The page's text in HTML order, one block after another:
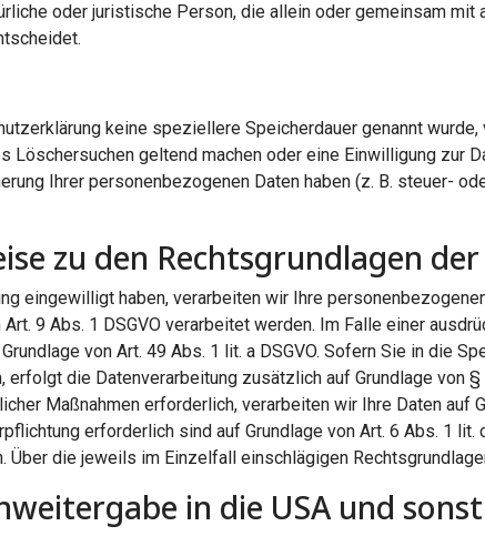
oder juristische Person, die allein oder gemeinsam
keine speziellere Speicherdauer genannt
Löschersuchen geltend machen oder eine Einwilligung
Ihrer personenbezogenen Daten haben (z. B. steuer-
zu den Rechtsgrundlagen
eingewilligt haben, verarbeiten wir Ihre
9 Abs. 1 DSGVO verarbeitet werden. Im Falle einer
von Art. 49 Abs. 1 lit. a DSGVO. Sofern Sie in die
erfolgt die Datenverarbeitung zusätzlich auf Grundlage von
Maßnahmen erforderlich, verarbeiten wir Ihre Daten
erforderlich sind auf Grundlage von Art. 6 Abs. 1
Über die jeweils im Einzelfall einschlägigen
in die USA und